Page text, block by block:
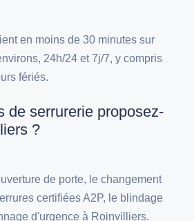
en moins de 30 minutes sur
24h/24 et 7j/7, y compris
fériés.
de serrurerie proposez-
?
de porte, le changement
certifiées A2P, le blindage
d'urgence à Roinvilliers.